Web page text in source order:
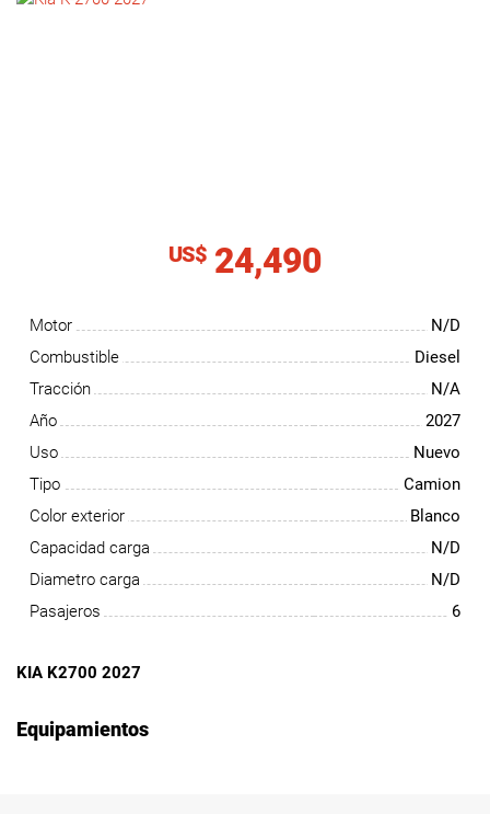
US$ 24,490
Motor
N/D
Combustible
Diesel
Tracción
N/A
Año
2027
Uso
Nuevo
Tipo
Camion
Color exterior
Blanco
Capacidad carga
N/D
Diametro carga
N/D
Pasajeros
6
KIA K2700 2027
Equipamientos